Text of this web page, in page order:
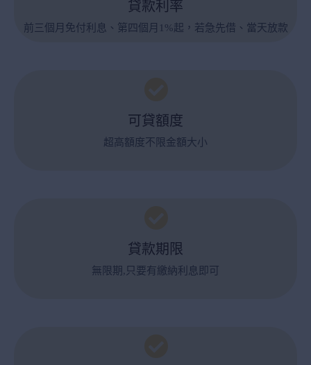
貸款利率
前三個月免付利息、第四個月1%起，若急先借、當天放款
可貸額度
超高額度不限金額大小
貸款期限
無限期,只要有繳納利息即可